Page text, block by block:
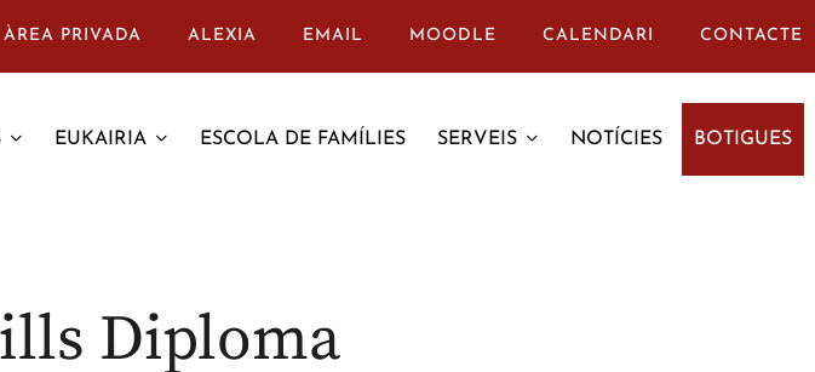
ÀREA PRIVADA ALEXIA EMAIL MOODLE CALENDARI CONTACTE
EUKAIRIA ESCOLA DE FAMÍLIES SERVEIS NOTÍCIES BOTIGUES
Diploma